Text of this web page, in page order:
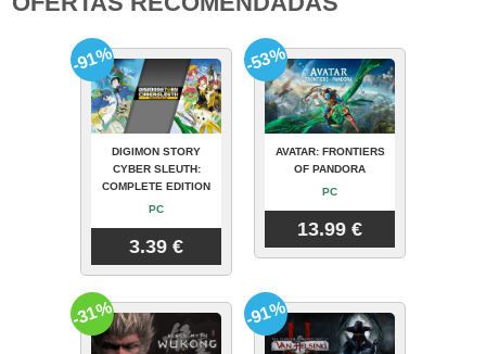
DIGIMON STORY
CYBER SLEUTH:
COMPLETE EDITION
PC
3.39 €
-91%
AVATAR: FRONTIERS
OF PANDORA
PC
13.99 €
-53%
-31% -91%